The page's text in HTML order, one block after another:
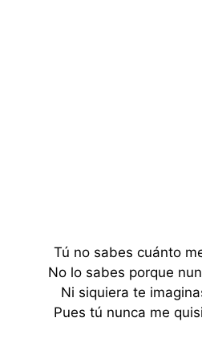
Tú no sabes cuánto
No lo sabes porque
Ni siquiera te
Pues tú nunca me